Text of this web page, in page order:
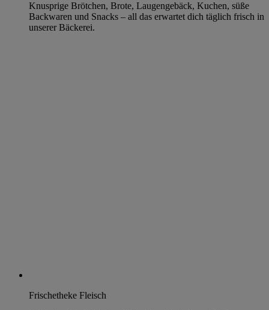
Knusprige Brötchen, Brote, Laugengebäck, Kuchen, süße
Backwaren und Snacks – all das erwartet dich täglich frisch in
unserer Bäckerei.
Frischetheke Fleisch